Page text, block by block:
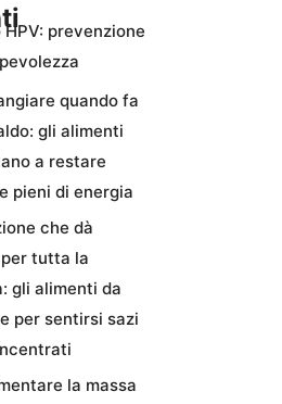
prevenzione
quando fa
gli alimenti
a restare
pieni di energia
che dà
tutta la
gli alimenti da
per sentirsi sazi
la massa